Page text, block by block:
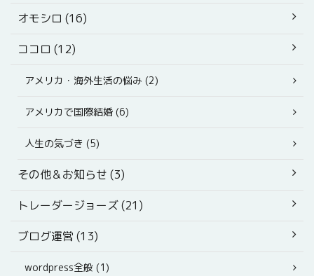
オモシロ (16)
ココロ (12)
アメリカ・海外生活の悩み (2)
アメリカで国際結婚 (6)
人生の気づき (5)
その他＆お知らせ (3)
トレーダージョーズ (21)
ブログ運営 (13)
wordpress全般 (1)